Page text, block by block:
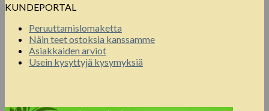
KUNDEPORTAL
Peruuttamislomaketta
Näin teet ostoksia kanssamme
Asiakkaiden arviot
Usein kysyttyjä kysymyksiä